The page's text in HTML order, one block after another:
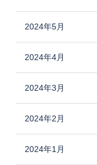
2024年5月
2024年4月
2024年3月
2024年2月
2024年1月